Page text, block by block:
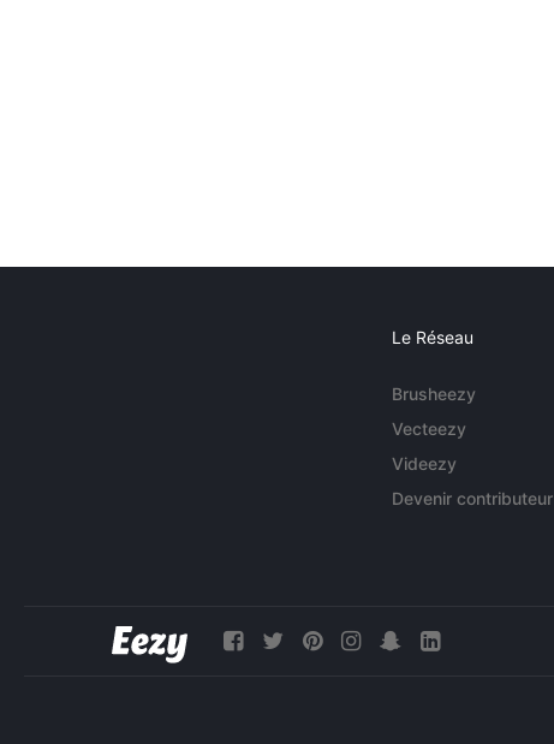
Le Réseau
Brusheezy
Vecteezy
Videezy
Devenir contributeur